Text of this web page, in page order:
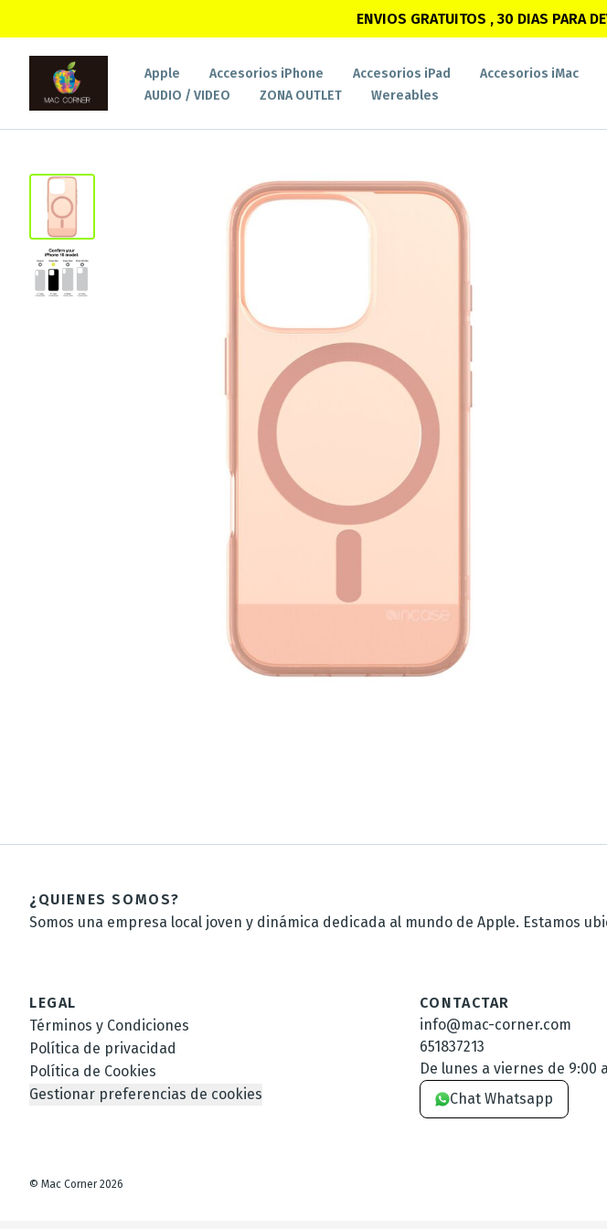
ENVIOS GRATUITOS , 30 DIAS PARA
Apple Accesorios iPhone Accesorios iPad Accesorios iMac
AUDIO / VIDEO
ZONA OUTLET Wereables
¿QUIENES SOMOS?
Somos una empresa local joven y dinámica dedicada al mundo de Apple. Estamos
LEGAL
Términos y Condiciones
Política de privacidad
Política de Cookies
Gestionar preferencias de cookies
CONTACTAR
info@mac-corner.com
651837213
De lunes a viernes de 9:00
Chat Whatsapp
© Mac Corner 2026